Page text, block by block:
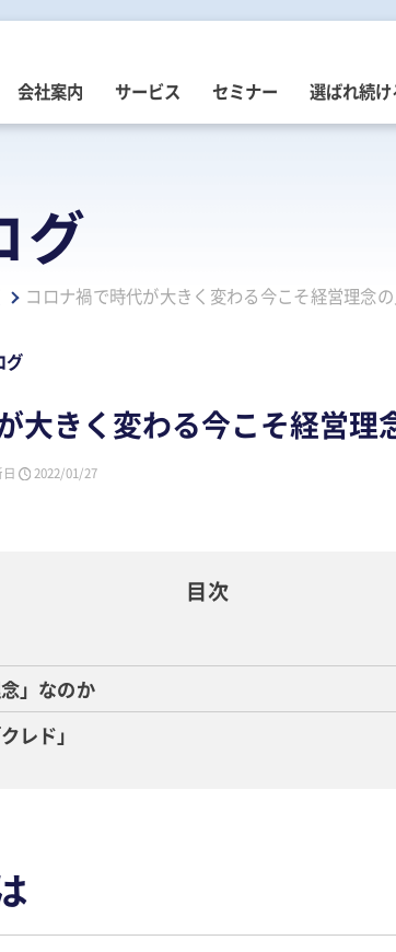
会社案内
業 採用情報
サービス
計・監査
海外進出 経営・財務・企業再生
不動産コンサルティング
セミナー
務
組織・人材開発
相続
選ばれ続け
計ブログ
務ブログ 事業承継ブログ
ブログ
社長のブログ ～100年続く
グ
コロナ禍で時代が大きく変わる今こそ経営理念
グ
大きく変わる今こそ経営理
2022/01/27
目次
」なのか
レド」